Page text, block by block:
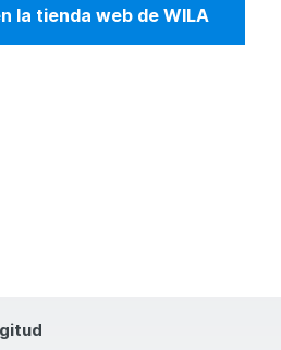
la tienda web de WILA